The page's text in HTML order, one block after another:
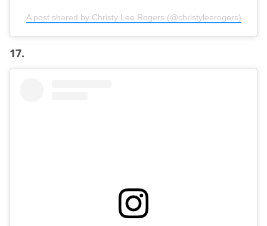
A post shared by Christy Lee Rogers (@christyleerogers)
17.